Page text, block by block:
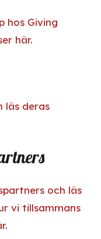
hos Giving
här.
läs deras
och läs
vi tillsammans